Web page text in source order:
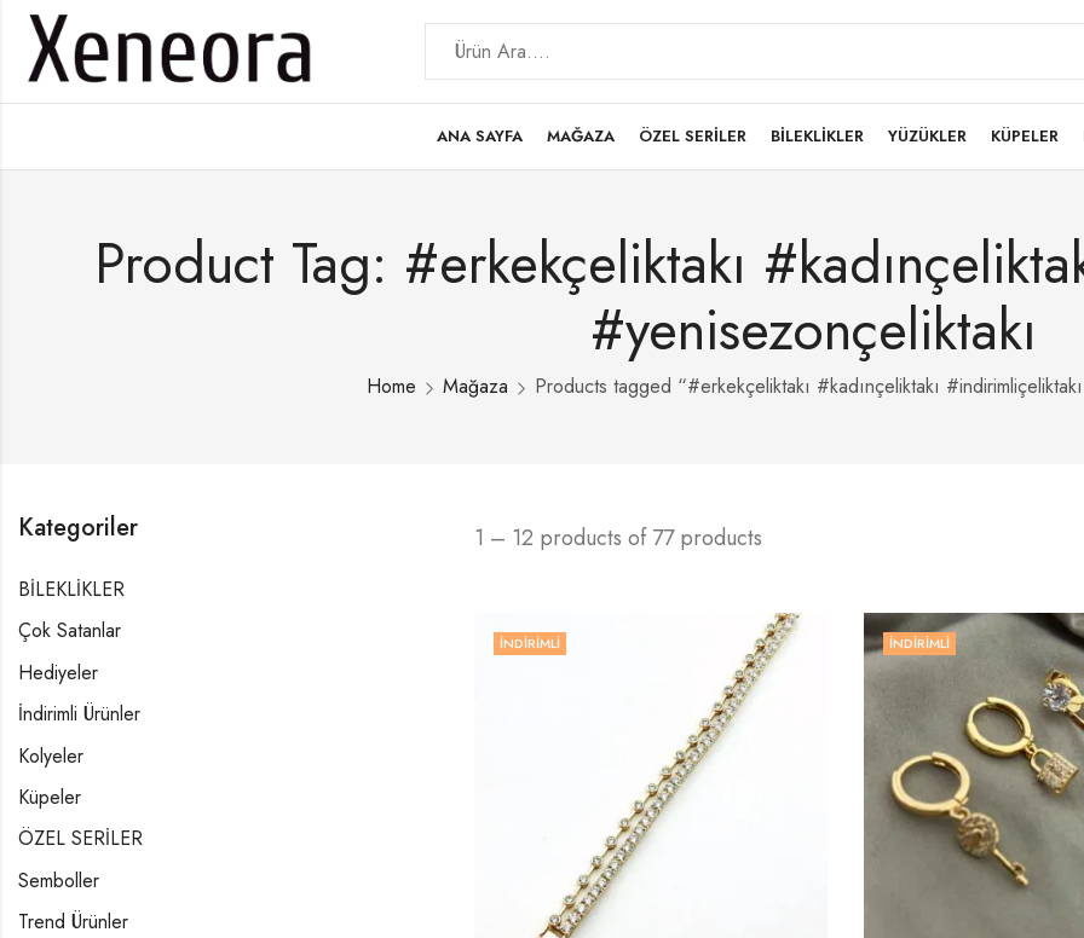
ANA SAYFA MAĞAZA ÖZEL SERİLER BİLEKLİKLER YÜZÜKLER KÜPELER
Product Tag: #erkekçeliktakı
#yenisezonçeliktakı
Home Mağaza Products tagged “#erkekçeliktakı #kadınçeliktakı
1 – 12 products of 77 products
İNDIRIMLI İNDIRIMLI
Kategoriler
BİLEKLİKLER
Çok Satanlar
Hediyeler
İndirimli Ürünler
Kolyeler
Küpeler
ÖZEL SERİLER
Semboller
Trend Ürünler